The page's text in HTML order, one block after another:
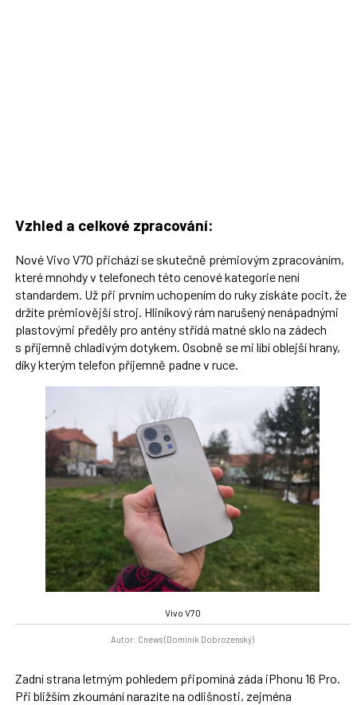
Vzhled a celkové zpracování:
Nové Vivo V70 přichází se skutečně prémiovým zpracováním,
které mnohdy v telefonech této cenové kategorie není
standardem. Už při prvním uchopením do ruky získáte pocit, že
držíte prémiovější stroj. Hliníkový rám narušený nenápadnými
plastovými předěly pro antény střídá matné sklo na zádech
s příjemně chladivým dotykem. Osobně se mi líbí oblejší hrany,
díky kterým telefon příjemně padne v ruce.
Vivo V70
Autor: Cnews (Dominik Dobrozenský)
Zadní strana letmým pohledem připomíná záda iPhonu 16 Pro.
Při bližším zkoumání narazíte na odlišnosti, zejména